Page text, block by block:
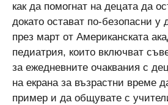
как да помогнат на децата да
докато остават по-безопасни у
през март от Американската
педиатрия, които включват
за ежедневните очаквания с
на екрана за възрастни време
пример и да общувате с